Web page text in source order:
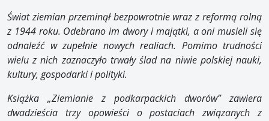
Świat ziemian przeminął bezpowrotnie wraz z reformą rolną
z 1944 roku. Odebrano im dwory i majątki, a oni musieli się
odnaleźć w zupełnie nowych realiach. Pomimo trudności
wielu z nich zaznaczyło trwały ślad na niwie polskiej nauki,
kultury, gospodarki i polityki.
Książka „Ziemianie z podkarpackich dworów” zawiera
dwadzieścia trzy opowieści o postaciach związanych z